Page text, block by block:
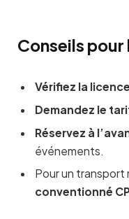
Conseils
Vérifiez la licence
Demandez le
Réservez à
événements.
Pour un transport
conventionné